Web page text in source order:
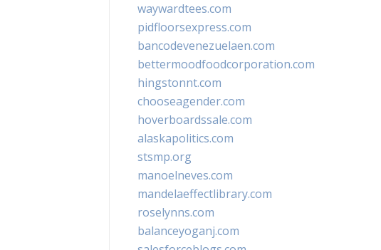
waywardtees.com
pidfloorsexpress.com
bancodevenezuelaen.com
bettermoodfoodcorporation.com
hingstonnt.com
chooseagender.com
hoverboardssale.com
alaskapolitics.com
stsmp.org
manoelneves.com
mandelaeffectlibrary.com
roselynns.com
balanceyoganj.com